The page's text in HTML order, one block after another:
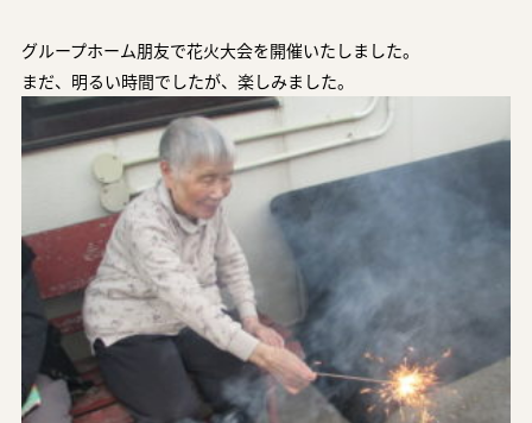
グループホーム朋友で花火大会を開催いたしました。
まだ、明るい時間でしたが、楽しみました。